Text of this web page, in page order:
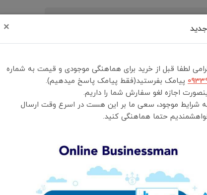
تبدیل Green Lion USB To Type-C مدل 2in1 otg adapter
انتخاب رنگ: نقره ای
×
لطفا قبل از خرید برای هماهنگی موجودی و قیمت به شماره
پیامک بفرستید(فقط پیامک پاسخ میدهیم).
اجازه لغو سفارش شما را داریم.
شرایط موجود، سعی ما بر این هست در اسرع وقت ارسال
حتما هماهنگی کنید.